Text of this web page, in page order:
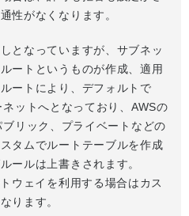
性がなくなります。
となっていますが、サブネッ
ートというものが作成、適用
ートにより、デフォルトで
ットへとなっており、AWSの
リック、プライベートなどの
タムでルートテーブルを作成
ールは上書きされます。
ウェイを利用する場合はカス
ります。